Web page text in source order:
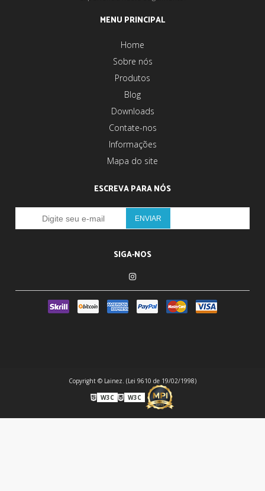
MENU PRINCIPAL
Home
Sobre nós
Produtos
Blog
Downloads
Contate-nos
Informações
Mapa do site
ESCREVA PARA NÓS
SIGA-NOS
Copyright © Lainez. (Lei 9610 de 19/02/1998)
W3C
W3C